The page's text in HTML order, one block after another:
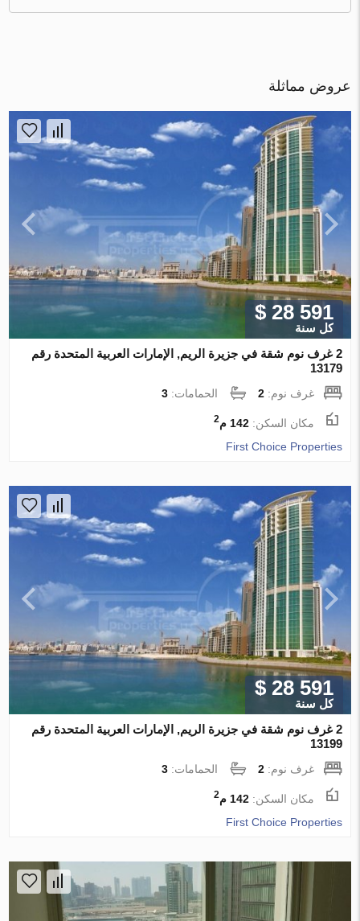
عروض مماثلة
$ 28 591
كل سنة
2 غرف نوم شقة في جزيرة الريم, الإمارات العربية المتحدة رقم
13179
غرف نوم:2 الحمامات:3
مكان السكن:142 م 2
First Choice Properties
$ 28 591
كل سنة
2 غرف نوم شقة في جزيرة الريم, الإمارات العربية المتحدة رقم
13199
غرف نوم:2 الحمامات:3
مكان السكن:142 م 2
First Choice Properties